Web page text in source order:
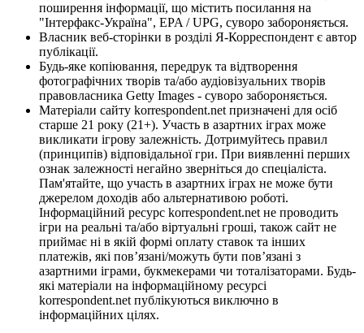
поширення інформації, що містить посилання на
"Інтерфакс-Україна", EPA / UPG, суворо забороняється.
Власник веб-сторінки в розділі Я-Корреспондент є автор
публікації.
Будь-яке копіювання, передрук та відтворення
фотографічних творів та/або аудіовізуальних творів
правовласника Getty Images - суворо забороняється.
Матеріали сайту korrespondent.net призначені для осіб
старше 21 року (21+). Участь в азартних іграх може
викликати ігрову залежність. Дотримуйтесь правил
(принципів) відповідальної гри. При виявленні перших
ознак залежності негайно зверніться до спеціаліста.
Пам'ятайте, що участь в азартних іграх не може бути
джерелом доходів або альтернативою роботі.
Інформаційний ресурс korrespondent.net не проводить
ігри на реальні та/або віртуальні гроші, також сайт не
приймає ні в якій формі оплату ставок та інших
платежів, які пов’язані/можуть бути пов’язані з
азартними іграми, букмекерами чи тоталізаторами. Будь-
які матеріали на інформаційному ресурсі
korrespondent.net публікуються виключно в
інформаційних цілях.